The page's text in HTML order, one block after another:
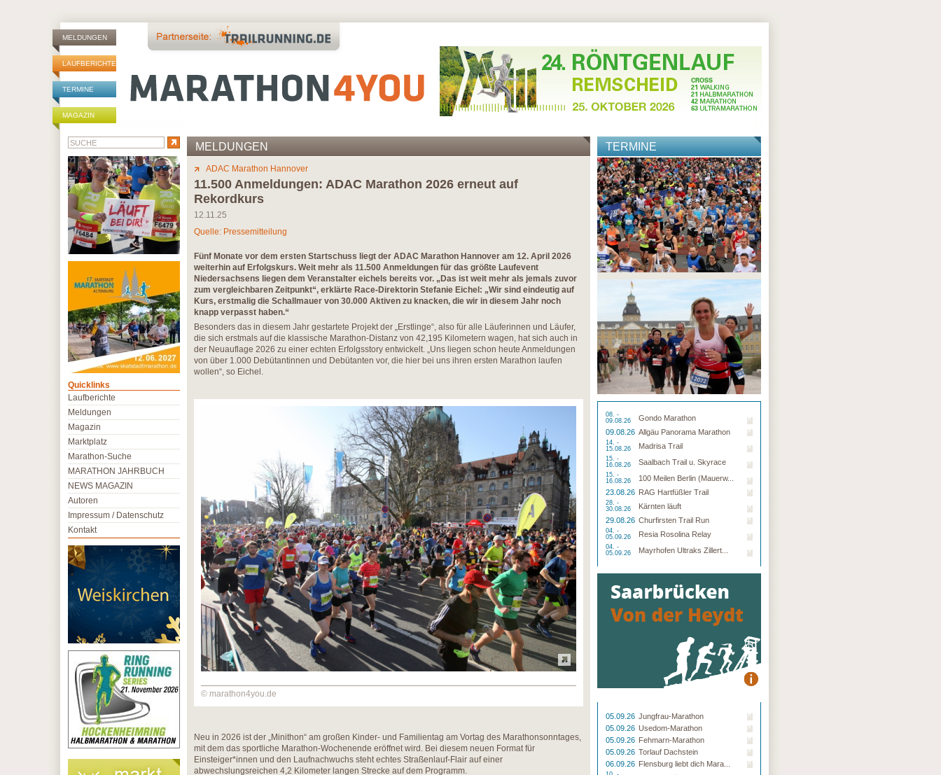
MELDUNGEN
LAUFBERICHTE
TERMINE
MAGAZIN
MELDUNGEN
ADAC Marathon Hannover
11.500 Anmeldungen: ADAC Marathon 2026 erneut auf
Rekordkurs
12.11.25
Quelle: Pressemitteilung
Fünf Monate vor dem ersten Startschuss liegt der ADAC Marathon Hannover am 12. April 2026
weiterhin auf Erfolgskurs. Weit mehr als 11.500 Anmeldungen für das größte Laufevent
Niedersachsens liegen dem Veranstalter eichels bereits vor. „Das ist weit mehr als jemals zuvor
zum vergleichbaren Zeitpunkt“, erklärte Race-Direktorin Stefanie Eichel: „Wir sind eindeutig auf
Kurs, erstmalig die Schallmauer von 30.000 Aktiven zu knacken, die wir in diesem Jahr noch
knapp verpasst haben.“
Besonders das in diesem Jahr gestartete Projekt der „Erstlinge“, also für alle Läuferinnen und Läufer,
die sich erstmals auf die klassische Marathon-Distanz von 42,195 Kilometern wagen, hat sich auch in
der Neuauflage 2026 zu einer echten Erfolgsstory entwickelt. „Uns liegen schon heute Anmeldungen
von über 1.000 Debütantinnen und Debütanten vor, die hier bei uns ihren ersten Marathon laufen
wollen“, so Eichel.
© marathon4you.de
Neu in 2026 ist der „Minithon“ am großen Kinder- und Familientag am Vortag des Marathonsonntages,
mit dem das sportliche Marathon-Wochenende eröffnet wird. Bei diesem neuen Format für
Einsteiger*innen und den Laufnachwuchs steht echtes Straßenlauf-Flair auf einer
abwechslungsreichen 4,2 Kilometer langen Strecke auf dem Programm.
TERMINE
08. -
09.08.26
Gondo Marathon
09.08.26 Allgäu Panorama Marathon
14. -
15.08.26
Madrisa Trail
15. -
16.08.26
Saalbach Trail u. Skyrace
15. -
16.08.26
100 Meilen Berlin (Mauerw...
23.08.26 RAG Hartfüßler Trail
28. -
30.08.26
Kärnten läuft
29.08.26 Churfirsten Trail Run
04. -
05.09.26
Resia Rosolina Relay
04. -
05.09.26
Mayrhofen Ultraks Zillert...
05.09.26 Jungfrau-Marathon
05.09.26 Usedom-Marathon
05.09.26 Fehmarn-Marathon
05.09.26 Torlauf Dachstein
06.09.26 Flensburg liebt dich Mara...
Quicklinks
Laufberichte
Meldungen
Magazin
Marktplatz
Marathon-Suche
MARATHON JAHRBUCH
NEWS MAGAZIN
Autoren
Impressum / Datenschutz
Kontakt